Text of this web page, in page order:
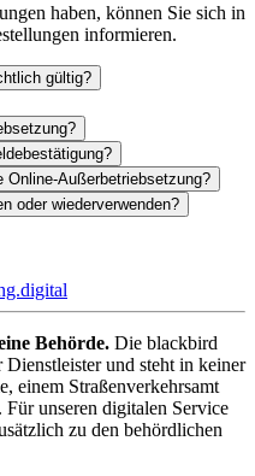
haben, können Sie sich in
informieren.
gültig?
Online-Außerbetriebsetzung?
oder wiederverwenden?
Behörde. Die blackbird
und steht in keiner
einem Straßenverkehrsamt
Für unseren digitalen Service
zu den behördlichen